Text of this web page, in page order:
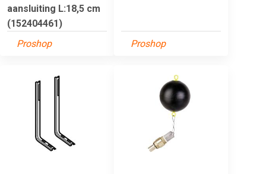
aansluiting L:18,5 cm
(152404461)
Proshop
Proshop